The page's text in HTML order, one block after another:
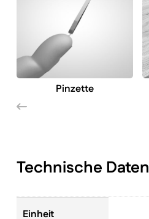
Pinzette
Technische Daten
Einheit